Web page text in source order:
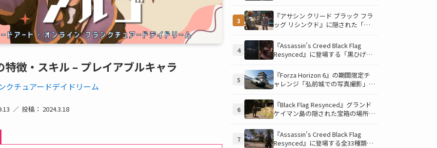
特徴・スキル – プレイアブルキャラ
クチュアードデイドリーム
投稿： 2024.3.18
底洞窟の危険を乗り越え、伝説の報
酬を手に入れよう
3
『アサシン クリード ブラック フラ
ッグ リシンクド』に隠された「修
説！伝説のアイテムや新衣装を手に
入れるための「地図の断片」入手方
法と修復のコツを紹介！
4
『Assassin's Creed Black Flag
Resynced』に登場する「黒ひげの
説！隠された財宝を見つけよう！
5
『Forza Horizon 6』の期間限定チ
ャレンジ「弘前城での写真撮影」攻
で日本の名城を駆け巡り、特別な報
酬を手に入れよう！
6
『Black Flag Resynced』グランド
ケイマン島の隠された宝箱の場所を
ト」でしか到達できないお宝も明ら
かに
7
『Assassin's Creed Black Flag
Resynced』に登場する全33種類の